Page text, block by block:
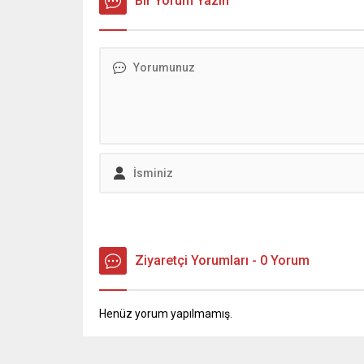
hem de yarını gözeten projelerimizi
edeceğiz. Hedefimiz;
Ziyaretçi Yorumları - 0 Yorum
Henüz yorum yapılmamış.